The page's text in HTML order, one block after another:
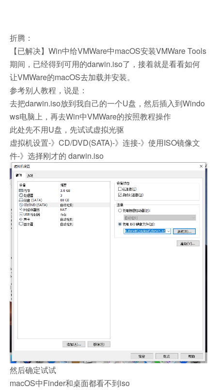
折腾：
【已解决】Win中给VMWare中macOS安装VMWare Tools
期间，已经得到可用的darwin.iso了，接着就是看看如何
让VMWare的macOS去加载并安装。
参考别人教程，说是：
去把darwin.iso放到我自己的一个U盘，然后插入到Windo
ws电脑上，再去Win中VMWare的按照教程操作
此处先不用U盘，先试试虚拟光驱
虚拟机设置-》CD/DVD(SATA)-》连接-》使用ISO镜像文
件-》选择刚才的 darwin.iso
然后确定试试
macOS中Finder和桌面都看不到iso